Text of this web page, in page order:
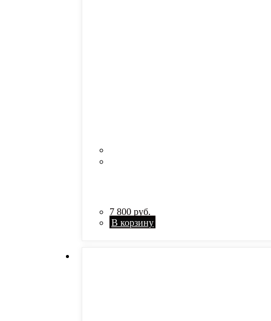
7 800руб.
В корзину